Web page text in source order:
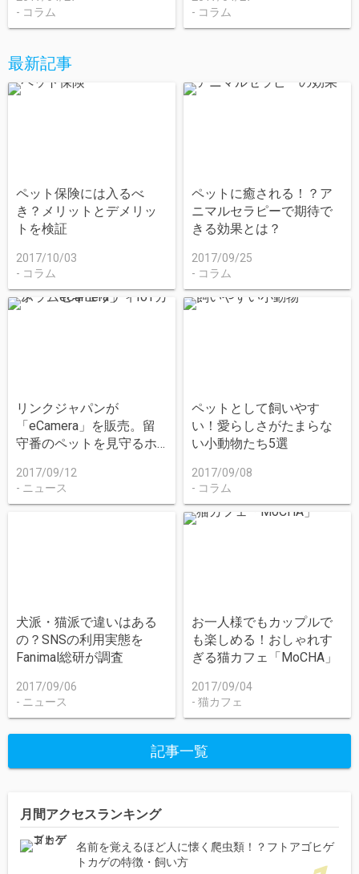
コラム
コラム
最新記事
ペット保険には入るべ
き？メリットとデメリッ
トを検証
2017/10/03
コラム
ペットに癒される！？ア
ニマルセラピーで期待で
きる効果とは？
2017/09/25
コラム
リンクジャパンが
「eCamera」を販売。留
守番のペットを見守るホ
ラ
2017/09/12
ニュース
ペットとして飼いやす
い！愛らしさがたまらな
い小動物たち5選
2017/09/08
コラム
犬派・猫派で違いはある
の？SNSの利用実態を
Fanimal総研が調査
2017/09/06
ニュース
お一人様でもカップルで
も楽しめる！おしゃれす
ぎる猫カフェ「MoCHA」
2017/09/04
猫カフェ
記事一覧
月間アクセスランキング
名前を覚えるほど人に懐く爬虫類！？フトアゴヒゲ
トカゲの特徴・飼い方